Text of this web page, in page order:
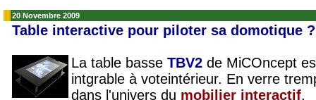
20 Novembre 2009
Table interactive pour piloter sa domotique
La table basse TBV2 de MiCOncept
intgrable à voteintérieur. En verre
dans l'univers du mobilier interactif.